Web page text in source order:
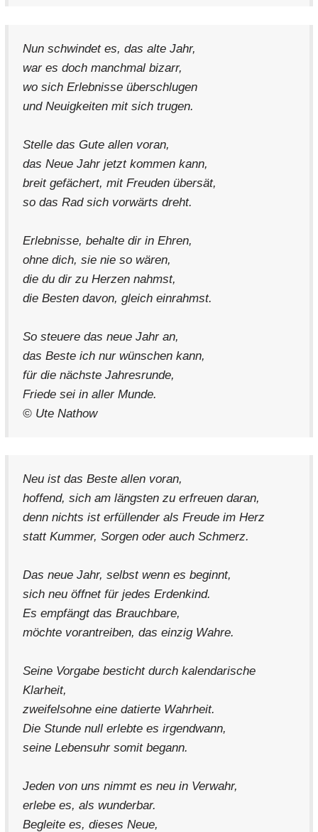
Nun schwindet es, das alte Jahr,
war es doch manchmal bizarr,
wo sich Erlebnisse überschlugen
und Neuigkeiten mit sich trugen.
Stelle das Gute allen voran,
das Neue Jahr jetzt kommen kann,
breit gefächert, mit Freuden übersät,
so das Rad sich vorwärts dreht.
Erlebnisse, behalte dir in Ehren,
ohne dich, sie nie so wären,
die du dir zu Herzen nahmst,
die Besten davon, gleich einrahmst.
So steuere das neue Jahr an,
das Beste ich nur wünschen kann,
für die nächste Jahresrunde,
Friede sei in aller Munde.
© Ute Nathow
Neu ist das Beste allen voran,
hoffend, sich am längsten zu erfreuen daran,
denn nichts ist erfüllender als Freude im Herz
statt Kummer, Sorgen oder auch Schmerz.
Das neue Jahr, selbst wenn es beginnt,
sich neu öffnet für jedes Erdenkind.
Es empfängt das Brauchbare,
möchte vorantreiben, das einzig Wahre.
Seine Vorgabe besticht durch kalendarische
Klarheit,
zweifelsohne eine datierte Wahrheit.
Die Stunde null erlebte es irgendwann,
seine Lebensuhr somit begann.
Jeden von uns nimmt es neu in Verwahr,
erlebe es, als wunderbar.
Begleite es, dieses Neue,